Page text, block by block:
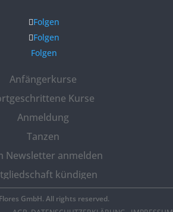
Folgen
Folgen
Folgen
Anfängerkurse
Kurse
Anmeldung
Tanzen
Newsletter anmelden
kündigen
GmbH. All rights reserved.